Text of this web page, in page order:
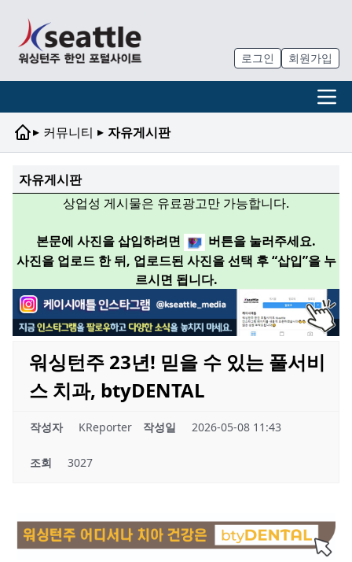
로그인 회원가입
▸ 커뮤니티 ▸ 자유게시판
자유게시판
상업성 게시물은 유료광고만 가능합니다.
본문에 사진을 삽입하려면
버튼을 눌러주세요.
사진을 업로드 한 뒤, 업로드된 사진을 선택 후 “삽입”을 누
르시면 됩니다.
워싱턴주 23년! 믿을 수 있는 풀서비
스 치과, btyDENTAL
작성자 KReporter 작성일 2026-05-08 11:43
조회 3027